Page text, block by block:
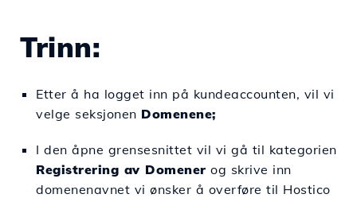
Trinn:
Etter å ha logget inn på kundeaccounten, vil vi
velge seksjonen Domenene;
I den åpne grensesnittet vil vi gå til kategorien
Registrering av Domener og skrive inn
domenenavnet vi ønsker å overføre til Hostico